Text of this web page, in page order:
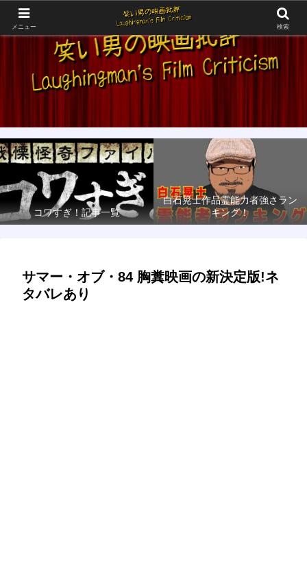
コワすぎ！記事一覧
白石晃士作品霊能力者強さラン
キング！
サマー・オブ・84 胸糞映画の新決定版!ネ
タバレあり
メニュー 検索